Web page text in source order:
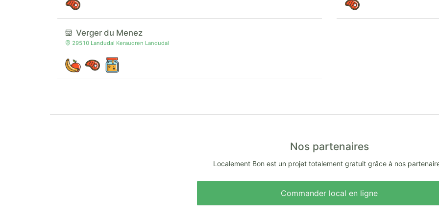
Verger du Menez
29510 Landudal Keraudren Landudal
Nos partenaires
Localement Bon est un projet totalement gratuit grâce à nos
Commander local en ligne